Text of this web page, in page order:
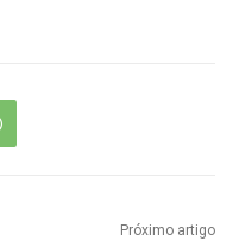
Próximo artigo